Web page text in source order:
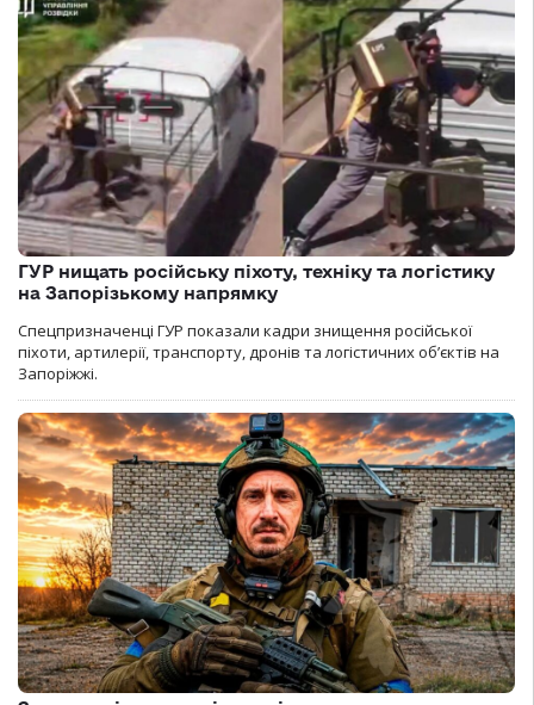
ГУР нищать російську піхоту, техніку та логістику
на Запорізькому напрямку
Спецпризначенці ГУР показали кадри знищення російської
піхоти, артилерії, транспорту, дронів та логістичних об’єктів на
Запоріжжі.